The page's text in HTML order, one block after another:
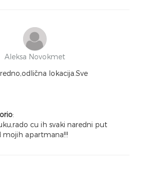
Aleksa Novokmet
lokacija.Sve
:
cu ih svaki naredni put
apartmana!!!